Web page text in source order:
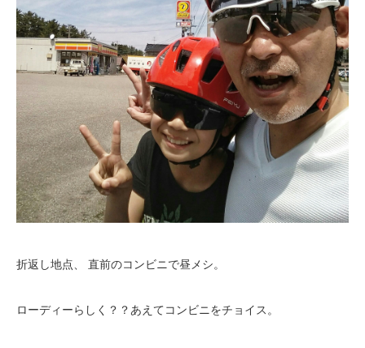
折返し地点、 直前のコンビニで昼メシ。
ローディーらしく？？あえてコンビニをチョイス。